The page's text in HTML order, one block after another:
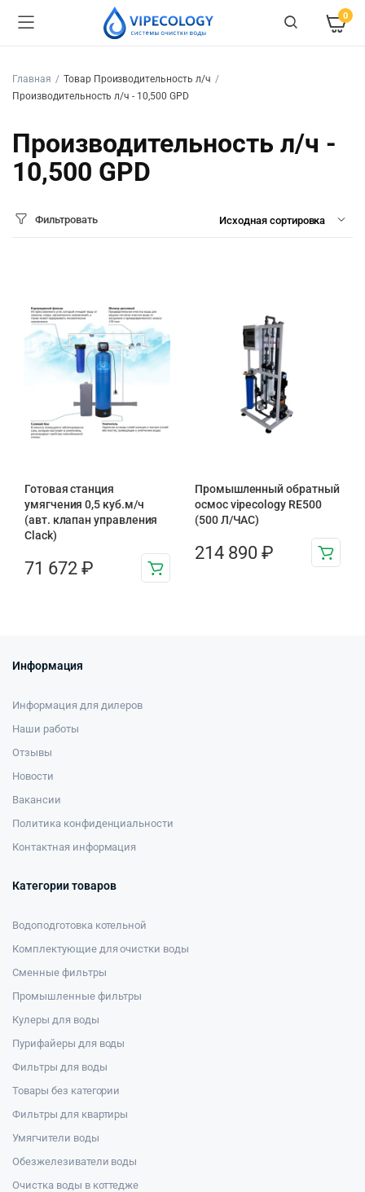
0
Главная
Товар Производительность л/ч
Производительность л/ч - 10,500 GPD
Производительность л/ч -
10,500 GPD
Фильтровать
Готовая станция
умягчения 0,5 куб.м/ч
(авт. клапан управления
Clack)
71 672 ₽
Промышленный обратный
осмос vipecology RE500
(500 Л/ЧАС)
214 890 ₽
Информация
Информация для дилеров
Наши работы
Отзывы
Новости
Вакансии
Политика конфиденциальности
Контактная информация
Категории товаров
Водоподготовка котельной
Комплектующие для очистки воды
Сменные фильтры
Промышленные фильтры
Кулеры для воды
Пурифайеры для воды
Фильтры для воды
Товары без категории
Фильтры для квартиры
Умягчители воды
Обезжелезиватели воды
Очистка воды в коттедже